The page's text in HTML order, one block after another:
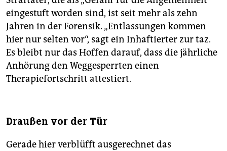
eingestuft worden sind, ist seit mehr als zehn
Jahren in der Forensik. „Entlassungen kommen
hier nur selten vor“, sagt ein Inhaftierter zur taz.
Es bleibt nur das Hoffen darauf, dass die jährliche
Anhörung den Weggesperrten einen
Therapiefortschritt attestiert.
Draußen vor der Tür
Gerade hier verblüfft ausgerechnet das